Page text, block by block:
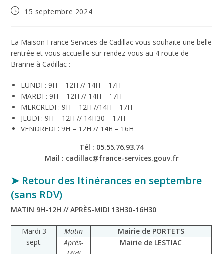
15 septembre 2024
La Maison France Services de Cadillac vous souhaite une belle
rentrée et vous accueille sur rendez-vous au 4 route de
Branne à Cadillac :
LUNDI : 9H – 12H // 14H – 17H
MARDI : 9H – 12H // 14H – 17H
MERCREDI : 9H – 12H //14H – 17H
JEUDI : 9H – 12H // 14H30 – 17H
VENDREDI : 9H – 12H // 14H – 16H
Tél : 05.56.76.93.74
Mail : cadillac@france-services.gouv.fr
➤ Retour des Itinérances en septembre
(sans RDV)
MATIN 9H-12H // APRÈS-MIDI 13H30-16H30
Mardi 3
sept.
Matin
Mairie de PORTETS
Après-
Mairie de LESTIAC